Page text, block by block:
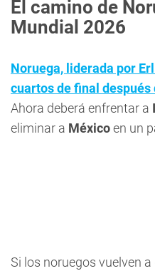
El camino de
Mundial 2026
Noruega, liderada por
cuartos de final
Ahora deberá enfrentar a
eliminar a Méxicoen un
Si los noruegos vuelven